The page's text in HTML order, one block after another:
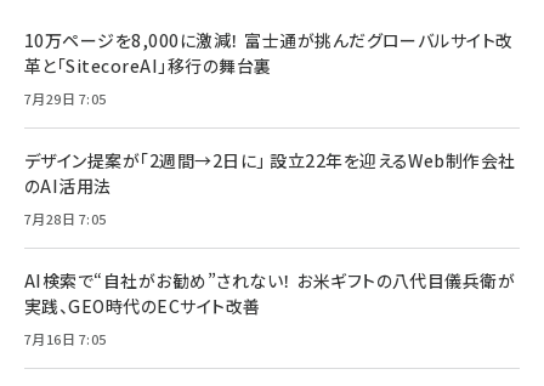
10万ページを8,000に激減！ 富士通が挑んだグローバルサイト改
革と「SitecoreAI」移行の舞台裏
7月29日 7:05
デザイン提案が「2週間→2日に」 設立22年を迎えるWeb制作会社
のAI活用法
7月28日 7:05
AI検索で“自社がお勧め”されない！ お米ギフトの八代目儀兵衛が
実践、GEO時代のECサイト改善
7月16日 7:05